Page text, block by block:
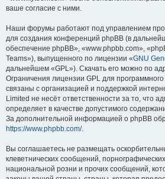
ваше согласие с ними.
Наши форумы работают под управлением
для создания конференций phpBB (в
обеспечение phpBB», «www.phpbb.com»,
Teams»), выпущенного по лицензии «GNU
дальнейшем «GPL»). Скачать его можно по
Ограничения лицензии GPL для
связаны с организацией и поддержкой
Limited не несёт ответственности за то, что
определяет в качестве допустимого
За дополнительной информацией о phpBB
https://www.phpbb.com/.
Вы соглашаетесь не размещать
клеветнических сообщений,
национальной розни и прочих сообщений,